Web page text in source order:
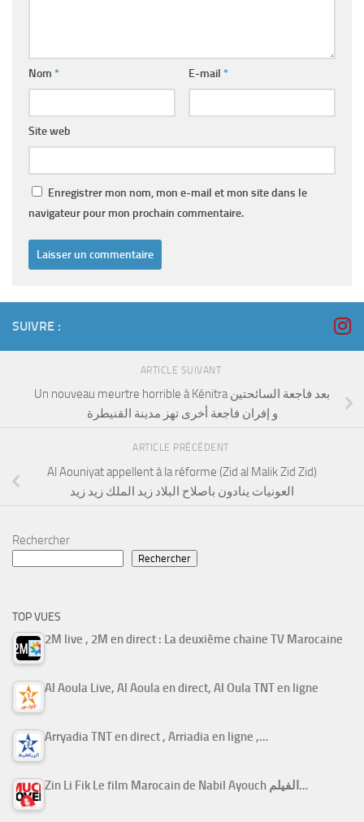
Nom * E-mail *
Site web
Enregistrer mon nom, mon e-mail et mon site dans le
navigateur pour mon prochain commentaire.
SUIVRE :
ARTICLE SUIVANT
Un nouveau meurtre horrible à Kénitra بعد فاجعة السائحتين
و إفران فاجعة أخرى تهز مدينة القنيطرة
ARTICLE PRÉCÉDENT
Al Aouniyat appellent à la réforme (Zid al Malik Zid Zid)
العونيات ينادون باصلاح البلاد زيد الملك زيد زيد
Rechercher
Rechercher
TOP VUES
2M live , 2M en direct : La deuxième chaine TV Marocaine
Al Aoula Live, Al Aoula en direct, Al Oula TNT en ligne
Arryadia TNT en direct , Arriadia en ligne ,…
Zin Li Fik Le film Marocain de Nabil Ayouch الفيلم…